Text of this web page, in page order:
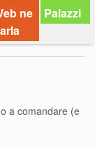
ne
Palazzi
a comandare (e